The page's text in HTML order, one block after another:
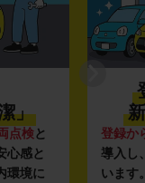
」
点検と
心感と
環境に
登録か
導入し
います